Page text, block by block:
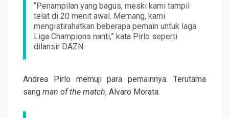
“Penampilan yang bagus, meski kami tampil
telat di 20 menit awal. Memang, kami
mengistirahatkan beberapa pemain untuk laga
Liga Champions nanti,” kata Pirlo seperti
dilansir DAZN.
Andrea Pirlo memuji para pemainnya. Terutama
sang man of the match, Alvaro Morata.